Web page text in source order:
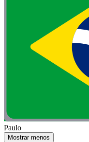
Paulo
Mostrar menos